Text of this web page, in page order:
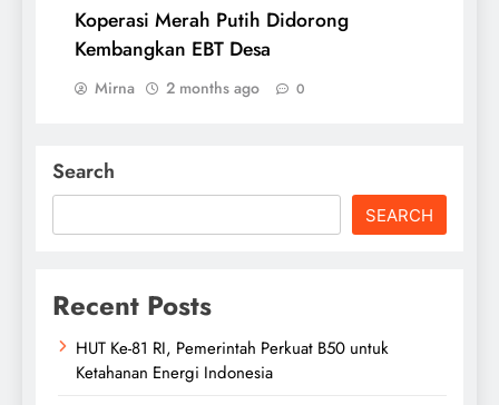
Koperasi Merah Putih Didorong
Kembangkan EBT Desa
Mirna 2 months ago 0
Search
SEARCH
Recent Posts
HUT Ke-81 RI, Pemerintah Perkuat B50 untuk
Ketahanan Energi Indonesia